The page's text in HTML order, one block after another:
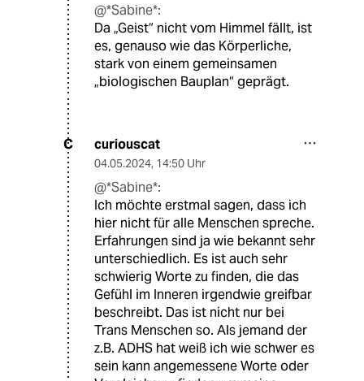
@*Sabine*:
Da „Geist“ nicht vom Himmel fällt, ist
es, genauso wie das Körperliche,
stark von einem gemeinsamen
„biologischen Bauplan“ geprägt.
C curiouscat
04.05.2024, 14:50 Uhr
@*Sabine*:
Ich möchte erstmal sagen, dass ich
hier nicht für alle Menschen spreche.
Erfahrungen sind ja wie bekannt sehr
unterschiedlich. Es ist auch sehr
schwierig Worte zu finden, die das
Gefühl im Inneren irgendwie greifbar
beschreibt. Das ist nicht nur bei
Trans Menschen so. Als jemand der
z.B. ADHS hat weiß ich wie schwer es
sein kann angemessene Worte oder